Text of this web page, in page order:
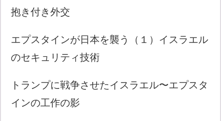
抱き付き外交
エプスタインが日本を襲う（１）イスラエル
のセキュリティ技術
トランプに戦争させたイスラエル〜エプスタ
インの工作の影